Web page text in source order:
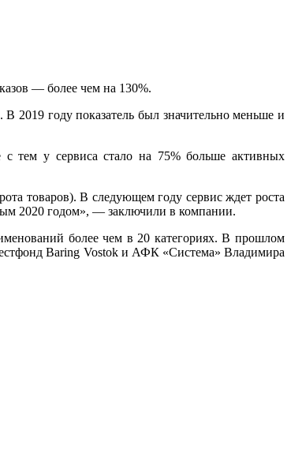
— более чем на 130%.
2019 году показатель был значительно меньше и
с тем у сервиса стало на 75% больше активных
товаров). В следующем году сервис ждет роста
2020 годом», — заключили в компании.
более чем в 20 категориях. В прошлом
Baring Vostok и АФК «Система» Владимира